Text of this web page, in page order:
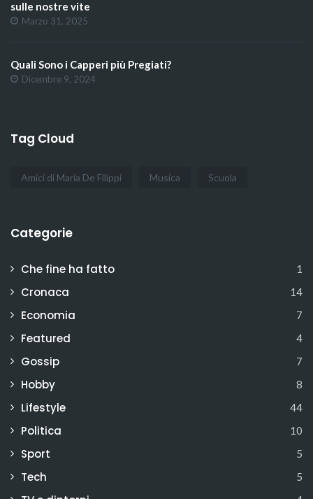
sulle nostre vite
Marzo 31, 2025
Quali Sono i Capperi più Pregiati?
Dicembre 9, 2024
Tag Cloud
Amici di Maria De Filippi Musica Scuola
Categorie
Che fine ha fatto 1
Cronaca 14
Economia 7
Featured 4
Gossip 7
Hobby 8
Lifestyle 44
Politica 10
Sport 5
Tech 5